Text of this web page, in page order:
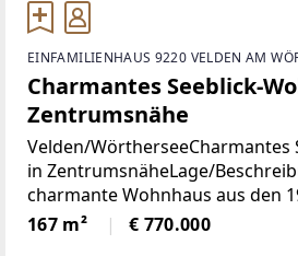
EINFAMILIENHAUS 9220 VELDEN AM
Charmantes Seeblick-
Zentrumsnähe
Velden/WörtherseeCharmantes
in ZentrumsnäheLage/
charmante Wohnhaus aus den
vereint eine hervorragende
Potenzial zur Verwirklichung
167 m² € 770.000